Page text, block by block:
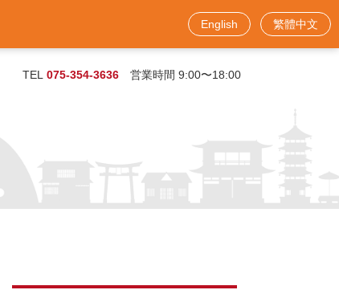
合わせフォーム
English 繁體中文
TEL 075-354-3636 営業時間 9:00〜18:00